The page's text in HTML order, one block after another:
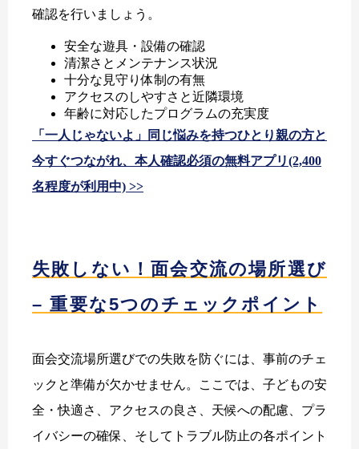
確認を行いましょう。
安全な遊具・設備の確認
清潔さとメンテナンス状況
十分な見守り体制の有無
アクセスのしやすさと近隣環境
年齢に対応したプログラムの充実度
「一人じゃないよ」同じ悩みを持つひとり親の方と
今すぐつながれ、本人確認必須の無料アプリ(2,400
名程度が利用中) >>
失敗しない！面会交流の場所選び
– 重要な5つのチェックポイント
面会交流場所選びでの失敗を防ぐには、事前のチェ
ックと準備が欠かせません。ここでは、子どもの安
全・快適さ、アクセスの良さ、天候への配慮、プラ
イバシーの確保、そしてトラブル防止の各ポイント